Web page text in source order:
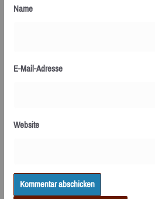
Name
E-Mail-Adresse
Website